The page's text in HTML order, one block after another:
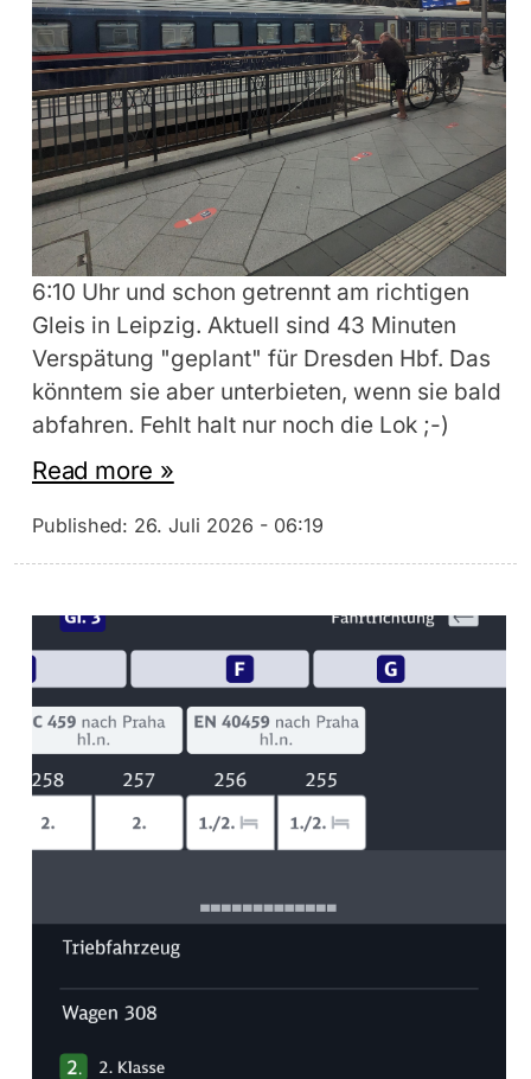
6:10 Uhr und schon getrennt am richtigen
Gleis in Leipzig. Aktuell sind 43 Minuten
Verspätung "geplant" für Dresden Hbf. Das
könntem sie aber unterbieten, wenn sie bald
abfahren. Fehlt halt nur noch die Lok ;-)
Read more »
Published: 26. Juli 2026 - 06:19